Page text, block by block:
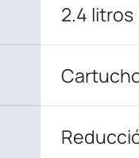
2.4 litros